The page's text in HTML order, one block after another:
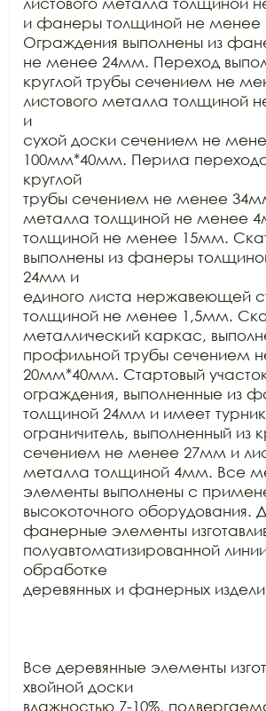
и фанеры толщиной не менее
Ограждения выполнены из
не менее 24мм. Переход
круглой трубы сечением не
листового металла толщиной
и
сухой доски сечением не
100мм*40мм. Перила
круглой
трубы сечением не менее
металла толщиной не менее
толщиной не менее 15мм.
выполнены из фанеры
24мм и
единого листа нержавеющей
толщиной не менее 1,5мм.
металлический каркас,
профильной трубы сечением
20мм*40мм. Стартовый
ограждения, выполненные из
толщиной 24мм и имеет
ограничитель, выполненный из
сечением не менее 27мм и
металла толщиной 4мм. Все
элементы выполнены с
высокоточного оборудования.
фанерные элементы
полуавтоматизированной
обработке
деревянных и фанерных
Все деревянные элементы
хвойной доски
влажностью 7-10%,